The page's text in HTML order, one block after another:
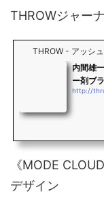
THROWジャー
THROW - アッシ
内間雄
ー剤ブ
http://
《MODE
デザイン